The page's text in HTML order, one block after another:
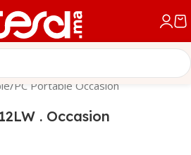
/PC Portable Occasion
. Occasion